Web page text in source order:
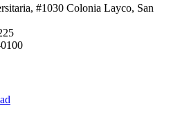
#1030 Colonia Layco, San